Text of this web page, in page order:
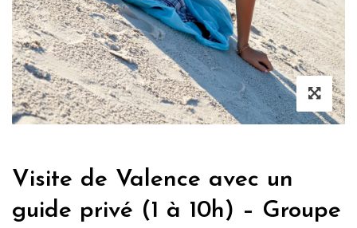
Visite de Valence avec un
guide privé (1 à 10h) – Groupe